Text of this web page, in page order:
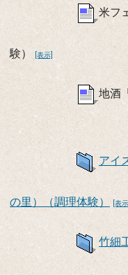
米フ
験） [表示]
地酒
アイ
の里）（調理体験） [表示]
竹細